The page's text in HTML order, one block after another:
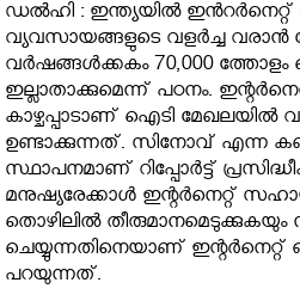
ഡൽഹി : ഇന്ത്യയില്‍ ഇന്‍റര്‍നെറ്റ്
വ്യവസായങ്ങളുടെ വളര്‍ച്ച
വര്‍ഷങ്ങള്‍ക്കകം 70,000
ഇല്ലാതാക്കുമെന്ന് പഠനം.
കാഴ്ചപ്പാടാണ് ഐടി മേഖലയില്‍
ഉണ്ടാക്കുന്നത്. സിനോവ് എന്ന
സ്ഥാപനമാണ് റിപ്പോര്‍ട്ട്
മനുഷ്യരേക്കാള്‍ ഇന്റര്‍നെറ്റ്
തൊഴിലില്‍ തീരുമാനമെടുക്കുകയും
ചെയ്യുന്നതിനെയാണ്
പറയുന്നത്.